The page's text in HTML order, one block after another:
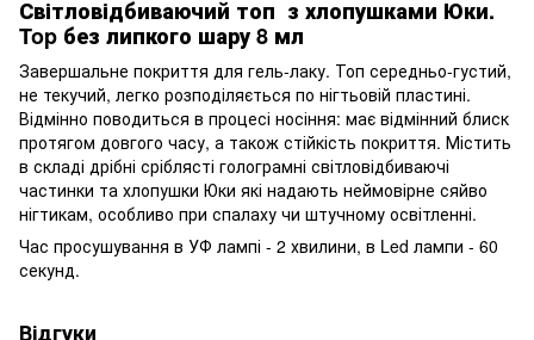
Світловідбиваючий топ з хлопушками Юки.
Top без липкого шару 8 мл
Завершальне покриття для гель-лаку. Топ середньо-густий,
не текучий, легко розподіляється по нігтьовій пластині.
Відмінно поводиться в процесі носіння: має відмінний блиск
протягом довгого часу, а також стійкість покриття. Містить
в складі дрібні сріблясті голограмні світловідбиваючі
частинки та хлопушки Юки які надають неймовірне сяйво
нігтикам, особливо при спалаху чи штучному освітленні.
Час просушування в УФ лампі - 2 хвилини, в Led лампи - 60
секунд.
Відгуки